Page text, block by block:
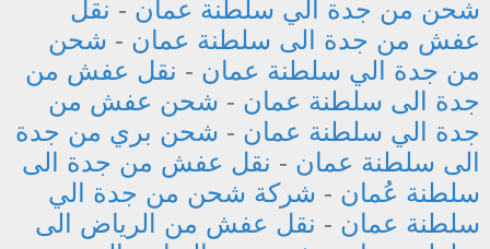
شحن من جدة الي سلطنة عمان - نقل
عفش من جدة الى سلطنة عمان - شحن
من جدة الي سلطنة عمان - نقل عفش من
جدة الى سلطنة عمان - شحن عفش من
جدة الي سلطنة عمان - شحن بري من جدة
الى سلطنة عمان - نقل عفش من جدة الى
سلطنة عُمان - شركة شحن من جدة الي
سلطنة عمان - نقل عفش من الرياض الى